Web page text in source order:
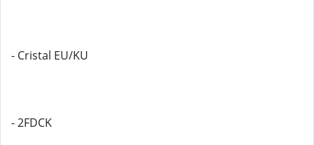
- Cristal EU/KU
- 2FDCK